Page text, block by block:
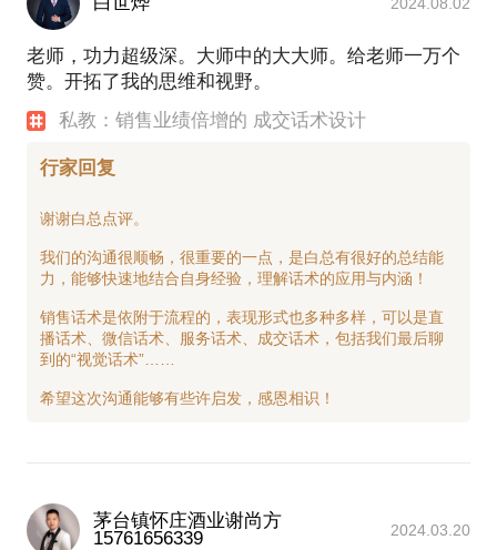
2024.08.02
老师，功力超级深。大师中的大大师。给老师一万个
赞。开拓了我的思维和视野。
私教：销售业绩倍增的 成交话术设计
行家回复
谢谢白总点评。
我们的沟通很顺畅，很重要的一点，是白总有很好的总结能
力，能够快速地结合自身经验，理解话术的应用与内涵！
销售话术是依附于流程的，表现形式也多种多样，可以是直
播话术、微信话术、服务话术、成交话术，包括我们最后聊
到的“视觉话术”……
茅台镇怀庄酒业谢尚方
15761656339
2024.03.20